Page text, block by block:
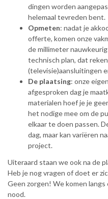
dingen worden
helemaal tevreden bent.
Opmeten: nadat je
offerte, komen onze
de millimeter
technisch plan, dat
(televisie)aansluitingen
De plaatsing: onze
afgesproken dag je
materialen hoef je je
het nodige mee om de
elkaar te doen passen.
dag, maar kan variëren
project.
Uiteraard staan we ook na de
Heb je nog vragen of doet er
Geen zorgen! We komen
nood.